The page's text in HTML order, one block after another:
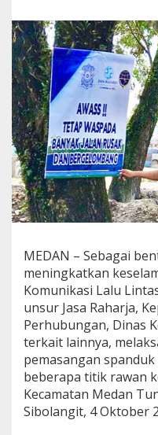
j
a
M
e
d
a
e
r
s
a
m
a
F
L
P
a
s
a
n
g
S
p
a
n
d
MEDAN – Sebagai
meningkatkan
Komunikasi Lalu
unsur Jasa Raharja,
Perhubungan, Dinas
terkait lainnya,
pemasangan
beberapa titik rawan
Kecamatan Medan
Sibolangit, 4 Oktober